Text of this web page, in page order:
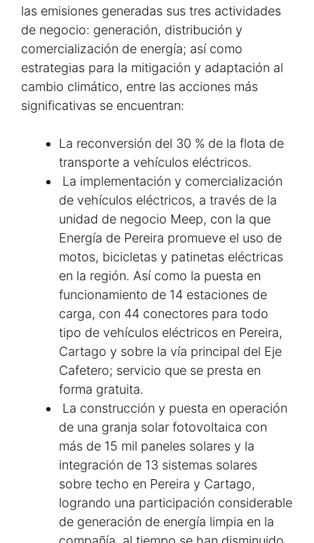
las emisiones generadas sus tres actividades
de negocio: generación, distribución y
comercialización de energía; así como
estrategias para la mitigación y adaptación al
cambio climático, entre las acciones más
significativas se encuentran:
La reconversión del 30 % de la flota de
transporte a vehículos eléctricos.
La implementación y comercialización
de vehículos eléctricos, a través de la
unidad de negocio Meep, con la que
Energía de Pereira promueve el uso de
motos, bicicletas y patinetas eléctricas
en la región. Así como la puesta en
funcionamiento de 14 estaciones de
carga, con 44 conectores para todo
tipo de vehículos eléctricos en Pereira,
Cartago y sobre la vía principal del Eje
Cafetero; servicio que se presta en
forma gratuita.
La construcción y puesta en operación
de una granja solar fotovoltaica con
más de 15 mil paneles solares y la
integración de 13 sistemas solares
sobre techo en Pereira y Cartago,
logrando una participación considerable
de generación de energía limpia en la